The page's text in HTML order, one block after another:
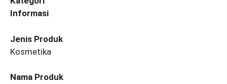
Informasi
Jenis Produk
Kosmetika
Nama Produk